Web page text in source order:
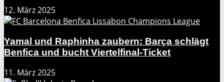
12. März 2025
Yamal und Raphinha zaubern: Barça schlägt
Benfica und bucht Viertelfinal-Ticket
11. März 2025